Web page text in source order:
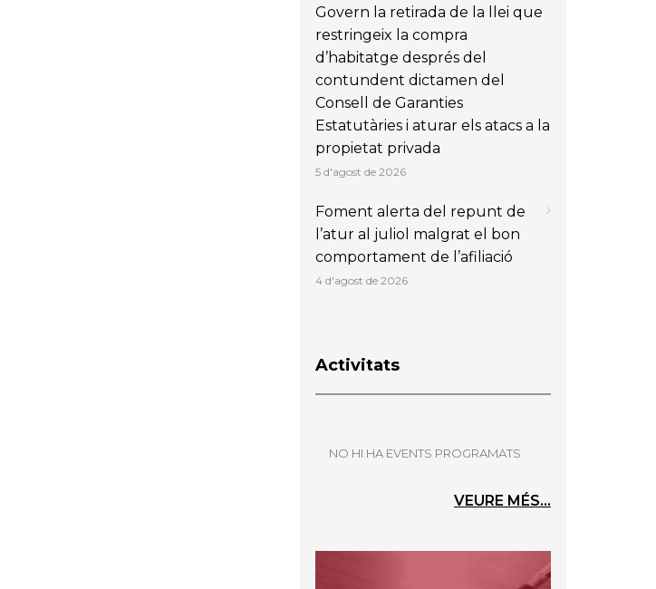
Govern la retirada de la llei que
restringeix la compra
d’habitatge després del
contundent dictamen del
Consell de Garanties
Estatutàries i aturar els atacs a la
propietat privada
5 d'agost de 2026
Foment alerta del repunt de
l’atur al juliol malgrat el bon
comportament de l’afiliació
4 d'agost de 2026
Activitats
NO HI HA EVENTS PROGRAMATS
VEURE MÉS...